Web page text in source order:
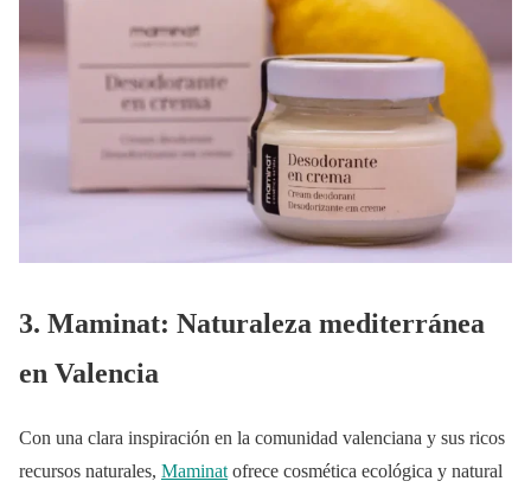
3. Maminat: Naturaleza mediterránea
en Valencia
Con una clara inspiración en la comunidad valenciana y sus ricos
recursos naturales, Maminat ofrece cosmética ecológica y natural